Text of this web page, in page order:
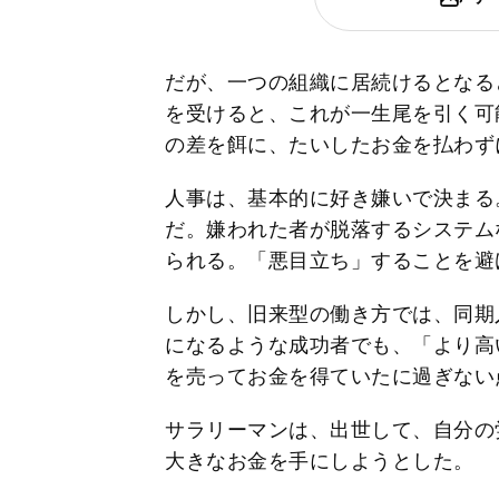
だが、一つの組織に居続けるとな
を受けると、これが一生尾を引く
の差を餌に、たいしたお金を払わ
人事は、基本的に好き嫌いで決ま
だ。嫌われた者が脱落するシステ
られる。「悪目立ち」することを
しかし、旧来型の働き方では、同
になるような成功者でも、「より
を売ってお金を得ていたに過ぎな
サラリーマンは、出世して、自分
大きなお金を手にしようとした。